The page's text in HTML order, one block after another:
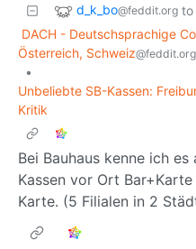
d_k_bo@feddit.org to
DACH - Deutschsprachige
Österreich, Schweiz@feddit.org
•
Unbeliebte SB-Kassen:
Kritik
Bei Bauhaus kenne ich
Kassen vor Ort
Karte. (5 Filialen in 2